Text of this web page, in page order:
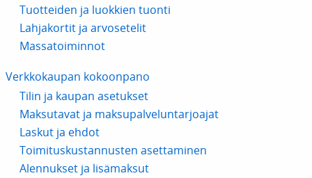
Tuotteiden ja luokkien tuonti
Lahjakortit ja arvosetelit
Massatoiminnot
Verkkokaupan kokoonpano
Tilin ja kaupan asetukset
Maksutavat ja maksupalveluntarjoajat
Laskut ja ehdot
Toimituskustannusten asettaminen
Alennukset ja lisämaksut